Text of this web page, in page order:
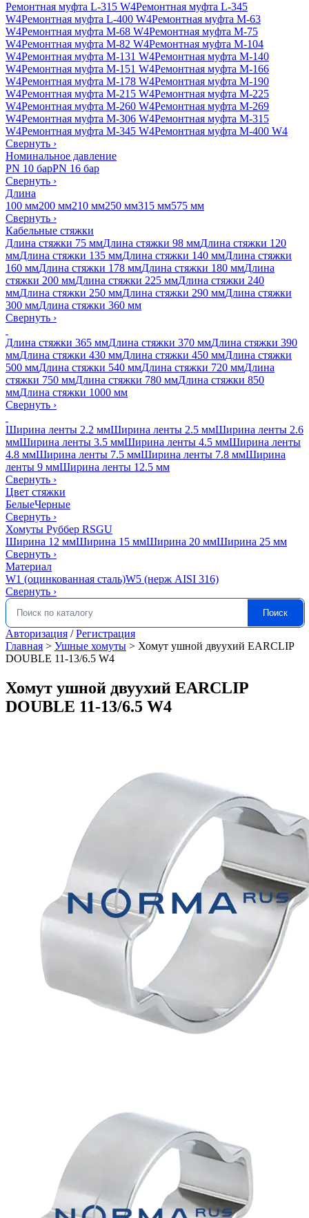
Ремонтная муфта L-315 W4Ремонтная муфта L-345
W4Ремонтная муфта L-400 W4Ремонтная муфта M-63
W4Ремонтная муфта M-68 W4Ремонтная муфта M-75
W4Ремонтная муфта M-82 W4Ремонтная муфта M-104
W4Ремонтная муфта M-131 W4Ремонтная муфта M-140
W4Ремонтная муфта M-151 W4Ремонтная муфта M-166
W4Ремонтная муфта M-178 W4Ремонтная муфта M-190
W4Ремонтная муфта M-215 W4Ремонтная муфта M-225
W4Ремонтная муфта M-260 W4Ремонтная муфта M-269
W4Ремонтная муфта M-306 W4Ремонтная муфта M-315
W4Ремонтная муфта M-345 W4Ремонтная муфта M-400 W4
Свернуть ›
Номинальное давление
PN 10 барPN 16 бар
Свернуть ›
Длина
100 мм200 мм210 мм250 мм315 мм575 мм
Свернуть ›
Кабельные стяжки
Длина стяжки 75 ммДлина стяжки 98 ммДлина стяжки 120
ммДлина стяжки 135 ммДлина стяжки 140 ммДлина стяжки
160 ммДлина стяжки 178 ммДлина стяжки 180 ммДлина
стяжки 200 ммДлина стяжки 225 ммДлина стяжки 240
ммДлина стяжки 250 ммДлина стяжки 290 ммДлина стяжки
300 ммДлина стяжки 360 мм
Свернуть ›
Длина стяжки 365 ммДлина стяжки 370 ммДлина стяжки 390
ммДлина стяжки 430 ммДлина стяжки 450 ммДлина стяжки
500 ммДлина стяжки 540 ммДлина стяжки 720 ммДлина
стяжки 750 ммДлина стяжки 780 ммДлина стяжки 850
ммДлина стяжки 1000 мм
Свернуть ›
Ширина ленты 2.2 ммШирина ленты 2.5 ммШирина ленты 2.6
ммШирина ленты 3.5 ммШирина ленты 4.5 ммШирина ленты
4.8 ммШирина ленты 7.5 ммШирина ленты 7.8 ммШирина
ленты 9 ммШирина ленты 12.5 мм
Свернуть ›
Цвет стяжки
БелыеЧерные
Свернуть ›
Хомуты Руббер RSGU
Ширина 12 ммШирина 15 ммШирина 20 ммШирина 25 мм
Свернуть ›
Материал
W1 (оцинкованная сталь)W5 (нерж AISI 316)
Свернуть ›
Искать: Поиск
Авторизация /Регистрация
Главная > Ушные хомуты > Хомут ушной двуухий EARCLIP
DOUBLE 11-13/6.5 W4
Хомут ушной двуухий EARCLIP
DOUBLE 11-13/6.5 W4